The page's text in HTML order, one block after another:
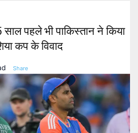
पहले भी पाकिस्तान ने किया
कप के विवाद
Share